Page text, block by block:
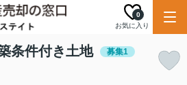
お気に入り
0
条件付き土地 募集1